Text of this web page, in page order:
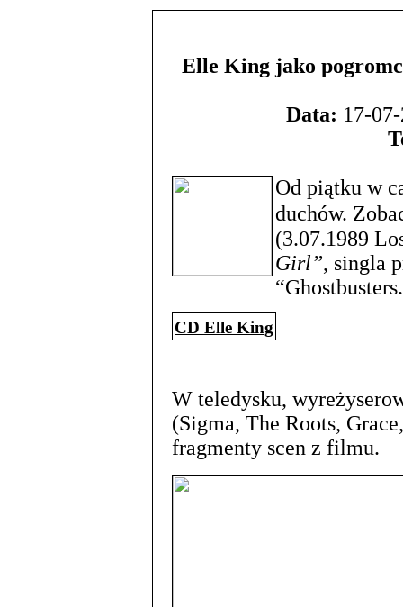
Elle King jako
Data: 17-
Od piątku w
duchów.
(3.07.1989
Girl”, singla
CD Elle King
W teledysku,
(Sigma, The Roots,
fragmenty scen z filmu.